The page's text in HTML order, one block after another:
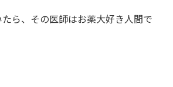
ら、その医師はお薬大好き人間で